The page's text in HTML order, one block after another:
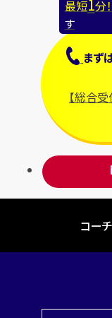
最短1分！
す
まず
【総合
コー